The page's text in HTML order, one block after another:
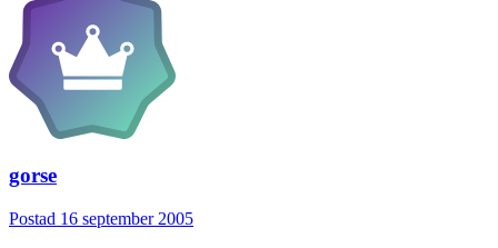
gorse
Postad 16 september 2005